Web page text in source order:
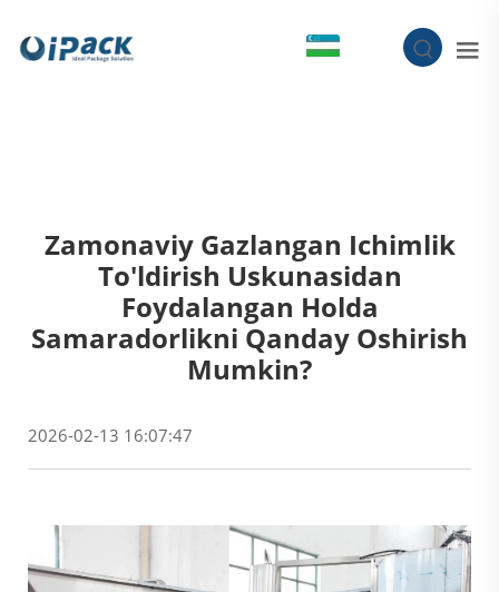
Zamonaviy Gazlangan Ichimlik
To'ldirish Uskunasidan
Foydalangan Holda
Samaradorlikni Qanday Oshirish
Mumkin?
2026-02-13 16:07:47